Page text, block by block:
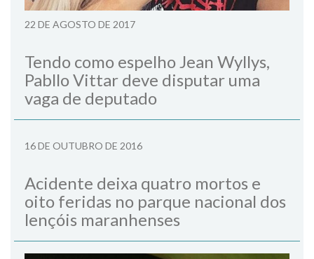
22 DE AGOSTO DE 2017
Tendo como espelho Jean Wyllys,
Pabllo Vittar deve disputar uma
vaga de deputado
16 DE OUTUBRO DE 2016
Acidente deixa quatro mortos e
oito feridas no parque nacional dos
lençóis maranhenses